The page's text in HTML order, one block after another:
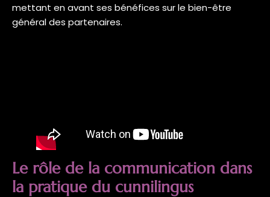
mettant en avant ses bénéfices sur le bien-être
général des partenaires.
Le rôle de la communication dans
la pratique du cunnilingus